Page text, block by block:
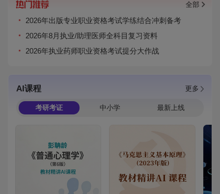
全部
2026年出版专业职业资格考试学练结合冲刺备考
2026年8月执业/助理医师全科目复习资料
2026年执业药师职业资格考试提分大作战
AI课程 更多
考研考证 中小学 最新上线